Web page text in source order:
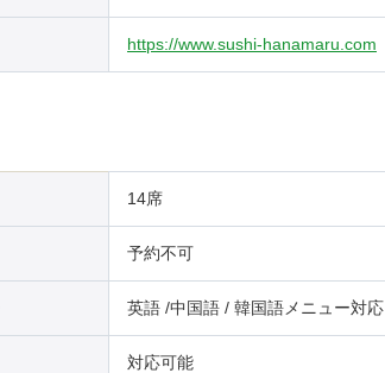
https://www.sushi-hanamaru.com
14席
予約不可
英語 /中国語 / 韓国語メニュー対応
対応可能